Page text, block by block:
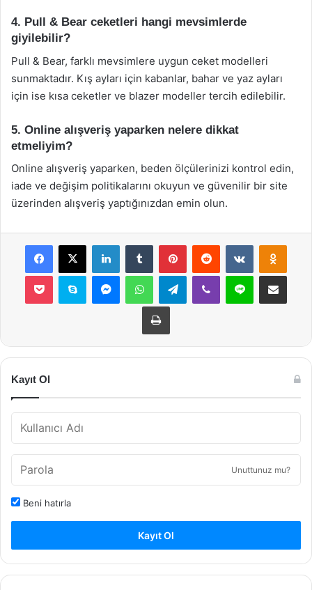
4. Pull & Bear ceketleri hangi mevsimlerde
giyilebilir?
Pull & Bear, farklı mevsimlere uygun ceket modelleri
sunmaktadır. Kış ayları için kabanlar, bahar ve yaz ayları
için ise kısa ceketler ve blazer modeller tercih edilebilir.
5. Online alışveriş yaparken nelere dikkat
etmeliyim?
Online alışveriş yaparken, beden ölçülerinizi kontrol edin,
iade ve değişim politikalarını okuyun ve güvenilir bir site
üzerinden alışveriş yaptığınızdan emin olun.
Facebook
X LinkedInTumblr PinterestReddit VKontakte
Pocket Skype MessengerWhatsAppTelegramViber Line E-Posta ile
Yazdır
Kayıt Ol
Unuttunuz mu?
Beni hatırla
Kayıt Ol